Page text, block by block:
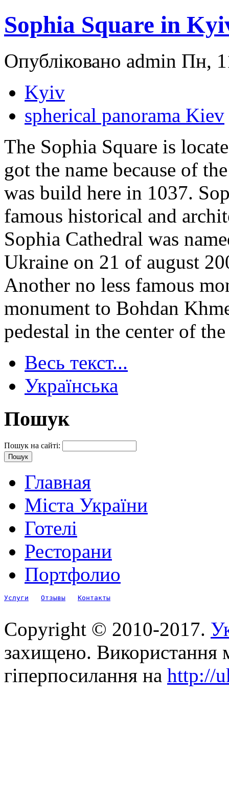
Sophia Square in
Опубліковано admin Пн,
Kyiv
spherical panorama Kiev
The Sophia Square is
got the name because of
was build here in 1037.
famous historical and
Sophia Cathedral was
Ukraine on 21 of august
Another no less famous
monument to Bohdan
pedestal in the center of
Весь текст...
Українська
Пошук
Пошук на сайті:
Главная
Міста України
Готелі
Ресторани
Портфолио
Услуги Отзывы Контакты
Copyright © 2010-2017.
захищено. Використання
гіперпосилання на http://